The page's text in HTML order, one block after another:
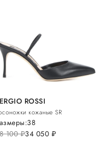
ROSSI
кожаные SR
100руб.34 050 руб.
38